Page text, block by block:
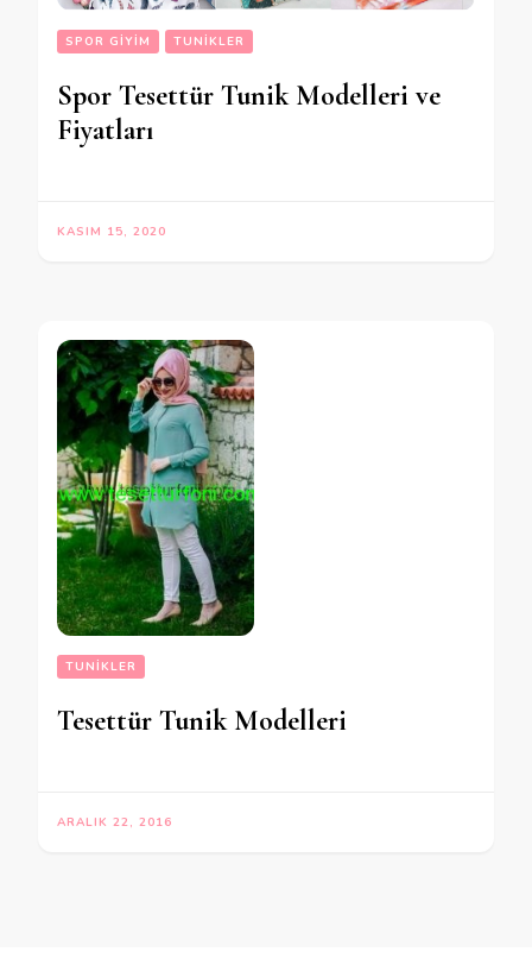
SPOR GIYIM TUNIKLER
Spor Tesettür Tunik Modelleri ve
Fiyatları
KASIM 15, 2020
TUNIKLER
Tesettür Tunik Modelleri
ARALIK 22, 2016